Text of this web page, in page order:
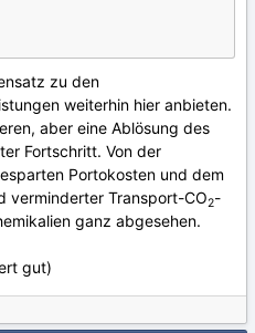
zu den
weiterhin hier anbieten.
aber eine Ablösung des
Fortschritt. Von der
Portokosten und dem
verminderter Transport-CO2-
ganz abgesehen.
gut)